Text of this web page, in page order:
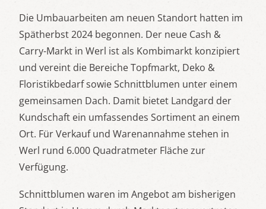
Die Umbauarbeiten am neuen Standort hatten im
Spätherbst 2024 begonnen. Der neue Cash &
Carry-Markt in Werl ist als Kombimarkt konzipiert
und vereint die Bereiche Topfmarkt, Deko &
Floristikbedarf sowie Schnittblumen unter einem
gemeinsamen Dach. Damit bietet Landgard der
Kundschaft ein umfassendes Sortiment an einem
Ort. Für Verkauf und Warenannahme stehen in
Werl rund 6.000 Quadratmeter Fläche zur
Verfügung.
Schnittblumen waren im Angebot am bisherigen